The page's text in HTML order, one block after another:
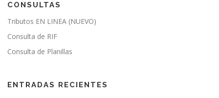
CONSULTAS
Tributos EN LINEA (NUEVO)
Consulta de RIF
Consulta de Planillas
ENTRADAS RECIENTES